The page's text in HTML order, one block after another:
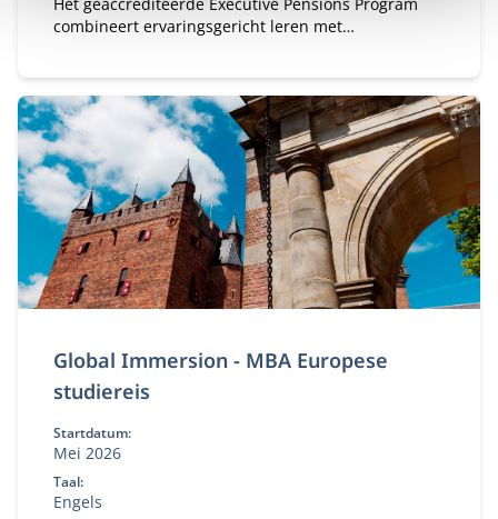
combineert ervaringsgericht leren met
toekomstgericht richting te geven aan complexe
pensioenkwesties en trends.
Global Immersion - MBA Europese
studiereis
Startdatum:
Mei 2026
Taal:
Engels